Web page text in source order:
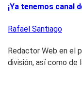
¡Ya tenemos canal
Rafael Santiago
Redactor Web en el
división, así como de